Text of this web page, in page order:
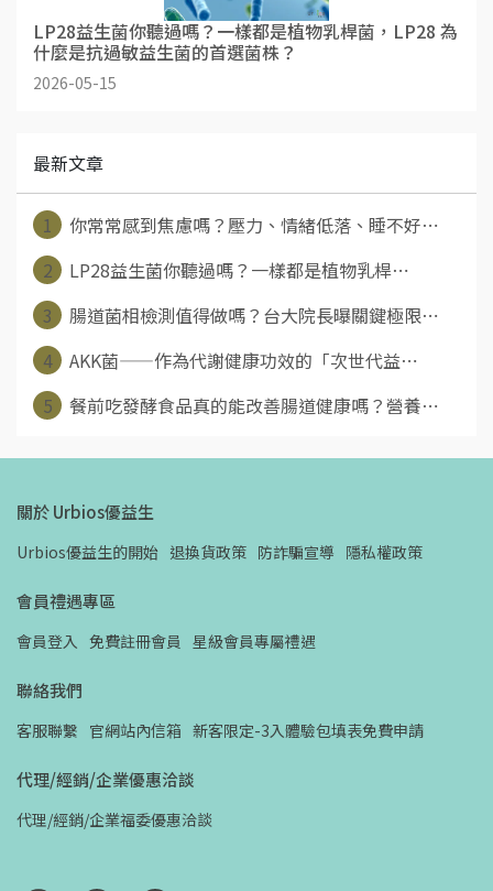
LP28益生菌你聽過嗎？一樣都是植物乳桿菌，LP28 為
什麼是抗過敏益生菌的首選菌株？
2026-05-15
最新文章
1
你常常感到焦慮嗎？壓力、情緒低落、睡不好⋯
2
LP28益生菌你聽過嗎？一樣都是植物乳桿⋯
3
腸道菌相檢測值得做嗎？台大院長曝關鍵極限⋯
4
AKK菌——作為代謝健康功效的「次世代益⋯
5
餐前吃發酵食品真的能改善腸道健康嗎？營養⋯
關於 Urbios優益生
Urbios優益生的開始 退換貨政策 防詐騙宣導 隱私權政策
會員禮遇專區
會員登入 免費註冊會員 星級會員專屬禮遇
聯絡我們
客服聯繫 官網站內信箱 新客限定-3入體驗包填表免費申請
代理/經銷/企業優惠洽談
代理/經銷/企業福委優惠洽談